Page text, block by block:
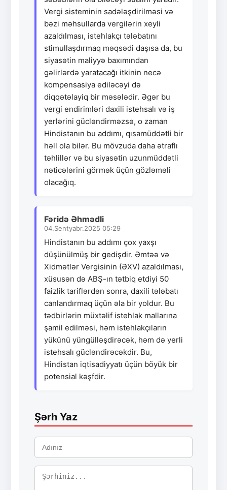
Vergi sisteminin sadələşdirilməsi və
bəzi məhsullarda vergilərin xeyli
azaldılması, istehlakçı tələbatını
stimullaşdırmaq məqsədi daşısa da, bu
siyasətin maliyyə baxımından
gəlirlərdə yaratacağı itkinin necə
kompensasiya ediləcəyi də
diqqətəlayiq bir məsələdir. Əgər bu
vergi endirimləri daxili istehsalı və iş
yerlərini gücləndirməzsə, o zaman
Hindistanın bu addımı, qısamüddətli bir
həll ola bilər. Bu mövzuda daha ətraflı
təhlillər və bu siyasətin uzunmüddətli
nəticələrini görmək üçün gözləməli
olacağıq.
Fəridə Əhmədli
04.Sentyabr.2025 05:29
Hindistanın bu addımı çox yaxşı
düşünülmüş bir gedişdir. Əmtəə və
Xidmətlər Vergisinin (ƏXV) azaldılması,
xüsusən də ABŞ-ın tətbiq etdiyi 50
faizlik tariflərdən sonra, daxili tələbatı
canlandırmaq üçün əla bir yoldur. Bu
tədbirlərin müxtəlif istehlak mallarına
şamil edilməsi, həm istehlakçıların
yükünü yüngülləşdirəcək, həm də yerli
istehsalı gücləndirəcəkdir. Bu,
Hindistan iqtisadiyyatı üçün böyük bir
potensial kəşfdir.
Şərh Yaz